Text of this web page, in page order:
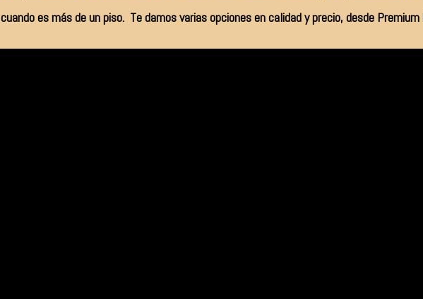
cuando es más de un piso. Te damos varias opciones en calidad y precio, desde